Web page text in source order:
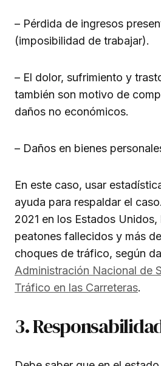
– Pérdida de ingresos
(imposibilidad de trabajar).
– El dolor, sufrimiento y
también son motivo de
daños no económicos.
– Daños en bienes
En este caso, usar
ayuda para respaldar el
2021 en los Estados
peatones fallecidos y más
choques de tráfico, según
Administración Nacional de
Tráfico en las Carreteras.
3.